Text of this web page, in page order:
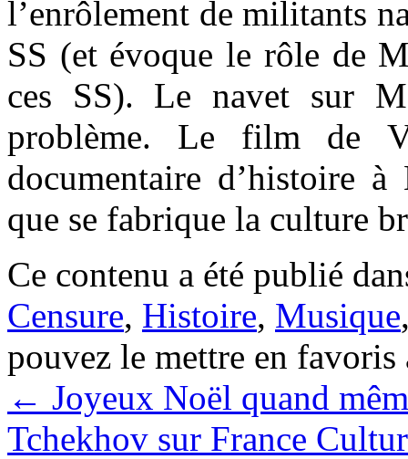
l’enrôlement de militants
SS (et évoque le rôle de
ces SS). Le navet sur
problème. Le film de
documentaire d’histoire
que se fabrique la culture
Ce contenu a été publié
Censure, Histoire, Musique
pouvez le mettre en
← Joyeux Noël quand
Tchekhov sur France